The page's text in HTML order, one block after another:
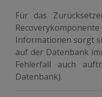
Für das
Informationen sorgt
auf der Datenbank
Fehlerfall auch
Datenbank).